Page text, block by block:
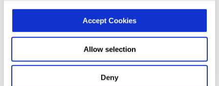
Accept Cookies
Allow selection
Deny